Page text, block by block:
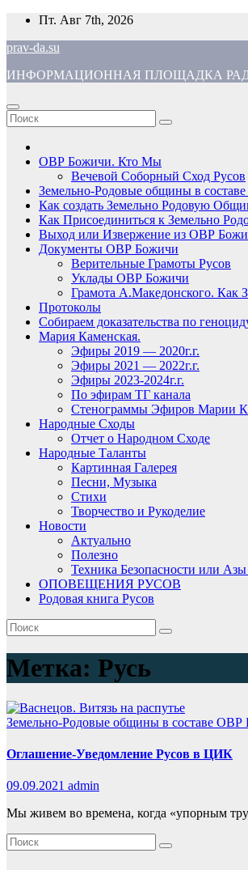
Перейти
содержимому
Пт. Авг 7th, 2026
prav-da.su
ИНФОРМАЦИОННАЯ ПЛОЩАДКА
ОВР Божичи. Кто Мы
Вечевой Соборный Сход Русов
Земельно-Родовые общины в
Как создать Земельно Родовую
Как Присоединиться к Земельно
Выход или Извержение из ОВР
Документы ОВР Божичи
Верительные Грамоты Русов
Уклады ОВР Божичи
Грамота А.Македонского. Как
Протоколы
Собираем доказательства по
Мария Каменская.
Эфиры 2019 — 2020г.г.
Эфиры 2021 — 2022г.г.
Эфиры 2023-2024г.г.
По эфирам ТГ канала
Стенограммы Эфиров Марии
Народные Сходы
Отчет о Народном Сходе
Народные Таланты
Картинная Галерея
Песни, Музыка
Стихи
Творчество и Рукоделие
Новости
Актуально
Полезно
Техника Безопасности или
ОПОВЕЩЕНИЯ РУСОВ
Родовая книга Русов
Метка: Русь
Земельно-Родовые общины в составе ОВР
Оглашение-Уведомление Русов в ЦИК
09.09.2021 admin
Мы живем во времена, когда «упорным